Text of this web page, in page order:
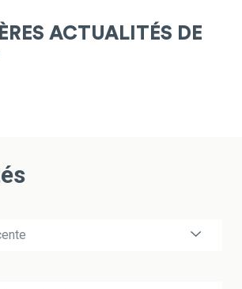
ACTUALITÉS DE